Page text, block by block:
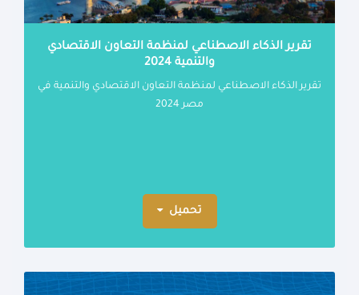
تقرير الذكاء الاصطناعي لمنظمة التعاون الاقتصادي
والتنمية 2024
تقرير الذكاء الاصطناعي لمنظمة التعاون الاقتصادي والتنمية في
مصر 2024
تحميل